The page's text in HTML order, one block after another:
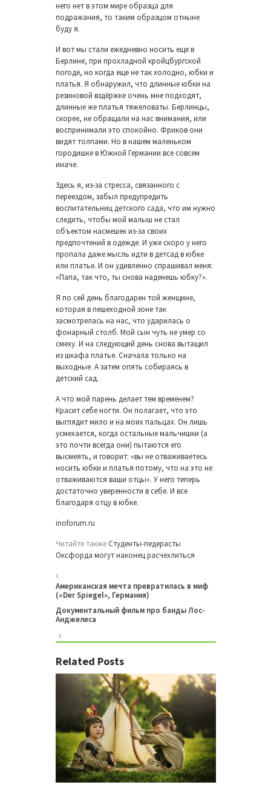
него нет в этом мире образца для
подражания, то таким образцом отныне
буду я.
И вот мы стали ежедневно носить еще в
Берлине, при прохладной кройцбургской
погоде, но когда еще не так холодно, юбки и
платья. Я обнаружил, что длинные юбки на
резиновой вздёржке очень мне подходят,
длинные же платья тяжеловаты. Берлинцы,
скорее, не обращали на нас внимания, или
воспринимали это спокойно. Фриков они
видят толпами. Но в нашем маленьком
городишке в Южной Германии все совсем
иначе.
Здесь я, из-за стресса, связанного с
переездом, забыл предупредить
воспитательниц детского сада, что им нужно
следить, чтобы мой малыш не стал
объектом насмешек из-за своих
предпочтений в одежде. И уже скоро у него
пропала даже мысль идти в детсад в юбке
или платье. И он удивленно спрашивал меня:
«Папа, так что, ты снова наденешь юбку?».
Я по сей день благодарен той женщине,
которая в пешеходной зоне так
засмотрелась на нас, что ударилась о
фонарный столб. Мой сын чуть не умер со
смеху. И на следующий день снова вытащил
из шкафа платье. Сначала только на
выходные. А затем опять собираясь в
детский сад.
А что мой парень делает тем временем?
Красит себе ногти. Он полагает, что это
выглядит мило и на моих пальцах. Он лишь
усмехается, когда остальные мальчишки (а
это почти всегда они) пытаются его
высмеять, и говорит: «вы не отваживаетесь
носить юбки и платья потому, что на это не
отваживаются ваши отцы». У него теперь
достаточно уверенности в себе. И все
благодаря отцу в юбке.
inoforum.ru
Читайте также Студенты-педерасты
Оксфорда могут наконец расчехлиться
Американская мечта превратилась в миф
(«Der Spiegel», Германия)
Документальный фильм про банды Лос-
Анджелеса
Related Posts